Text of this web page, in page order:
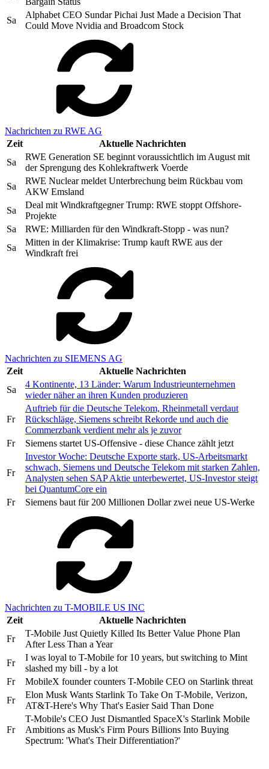
Sa
Alphabet CEO Sundar Pichai Just Made a Decision That
Could Move Nvidia and Broadcom Stock
Nachrichten zu RWE AG
Zeit
Aktuelle Nachrichten
Sa
RWE Generation SE beginnt voraussichtlich im August mit
der Sprengung des Kohlekraftwerk Voerde
Sa
RWE Nuclear meldet Unterbrechung beim Rückbau vom
AKW Emsland
Sa
Deal mit Windkraftgegner Trump: RWE stoppt Offshore-
Projekte
Sa
RWE: Milliarden für den Windkraft-Stopp - was nun?
Sa
Mitten in der Klimakrise: Trump kauft RWE aus der
Windkraft frei
Nachrichten zu SIEMENS AG
Zeit
Aktuelle Nachrichten
Sa
4 Kontinente, 13 Länder: Warum Industrieunternehmen
wieder näher an ihren Kunden produzieren
Fr
Auftrieb für die Deutsche Telekom, Rheinmetall verdaut
Rückschläge, Siemens schreibt Rekorde und auch die
Commerzbank verdient mehr als je zuvor
Fr
Siemens startet US-Offensive - diese Chance zählt jetzt
Fr
Investor Woche: Deutsche Exporte stark, US-Arbeitsmarkt
schwach, Siemens und Deutsche Telekom mit starken Zahlen,
Analysten sehen SAP Aktie unterbewertet, US-Investor steigt
bei QuantumCore ein
Fr
Siemens baut für 200 Millionen Dollar zwei neue US-Werke
Nachrichten zu T-MOBILE US INC
Zeit
Aktuelle Nachrichten
Fr
T-Mobile Just Quietly Killed Its Better Value Phone Plan
After Less Than a Year
Fr
I was loyal to T-Mobile for 10 years, but switching to Mint
slashed my bill - by a lot
Fr
MobileX founder counters T-Mobile CEO on Starlink threat
Fr
Elon Musk Wants Starlink To Take On T-Mobile, Verizon,
AT&T-Here's Why That's Easier Said Than Done
Fr
T-Mobile's CEO Just Dismantled SpaceX's Starlink Mobile
Ambitions as Musk's Firm Pours Billions Into Buying
Spectrum: 'What's Their Differentiation?'